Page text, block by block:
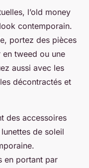
l’old money
contemporain.
portez des pièces
tweed ou une
aussi avec les
décontractés et
des accessoires
de soleil
en portant par